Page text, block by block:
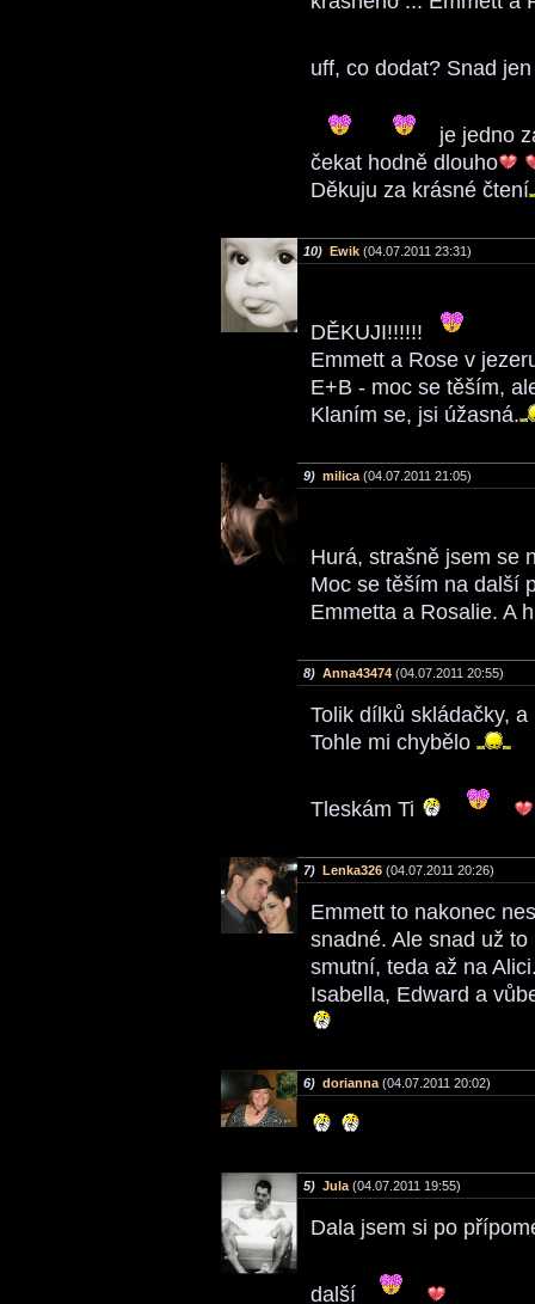
uff, co dodat? Snad
je jedno
čekat hodně dlouho
Děkuju za krásné čtení
10) Ewik (04.07.2011 23:31)
DĚKUJI!!!!!!
Emmett a Rose v
E+B - moc se těším,
Klaním se, jsi úžasná.
9) milica (04.07.2011 21:05)
Hurá, strašně jsem se
Moc se těším na další
Emmetta a Rosalie. A
8) Anna43474 (04.07.2011 20:55)
Tolik dílků skládačky,
Tohle mi chybělo
Tleskám Ti
7) Lenka326 (04.07.2011 20:26)
Emmett to nakonec
snadné. Ale snad už
smutní, teda až na
Isabella, Edward a
6) dorianna (04.07.2011 20:02)
5) Jula (04.07.2011 19:55)
Dala jsem si po
další